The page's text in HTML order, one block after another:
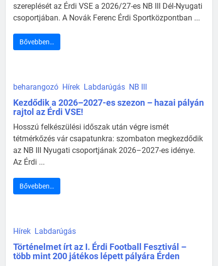
szereplését az Érdi VSE a 2026/27-es NB III Dél-Nyugati
csoportjában. A Novák Ferenc Érdi Sportközpontban ...
Bővebben…
beharangozó Hírek Labdarúgás NB III
Kezdődik a 2026–2027-es szezon – hazai pályán
rajtol az Érdi VSE!
Hosszú felkészülési időszak után végre ismét
tétmérkőzés vár csapatunkra: szombaton megkezdődik
az NB III Nyugati csoportjának 2026–2027-es idénye.
Az Érdi ...
Bővebben…
Hírek Labdarúgás
Történelmet írt az I. Érdi Football Fesztivál –
több mint 200 játékos lépett pályára Érden